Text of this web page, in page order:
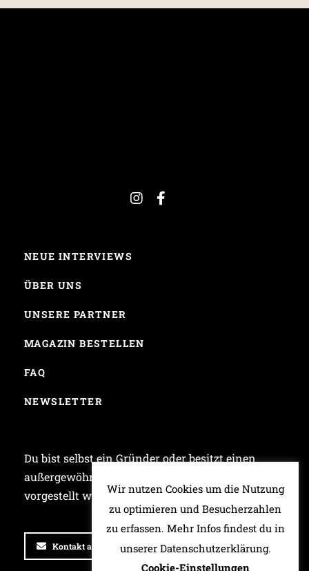
NEUE INTERVIEWS
ÜBER UNS
UNSERE PARTNER
MAGAZIN BESTELLEN
FAQ
NEWSLETTER
Du bist selbst ein Gründer oder besitzt einen
außergewöhnlichen Laden und möchtest bei uns
vorgestellt werden? Dann schreib uns!
Kontakt aufnehmen
Wir nutzen Cookies um die Nutzung
zu optimieren und Besucherzahlen
zu erfassen. Mehr Infos findest du in
unserer Datenschutzerklärung.
Cookie-Einstellungen